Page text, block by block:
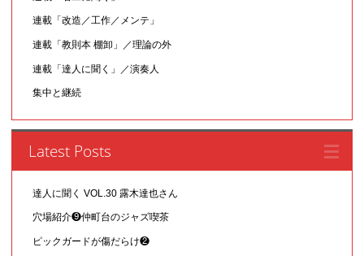
連載「改造／工作／メンテ」
連載「教則本 棚卸」／理論の外
連載「達人に聞く」／演奏人
集中と継続
Latest Posts
達人に聞く VOL.30 露木達也さん
穴場紹介❾仲町台のジャズ喫茶
ピックガードが傷だらけ❷